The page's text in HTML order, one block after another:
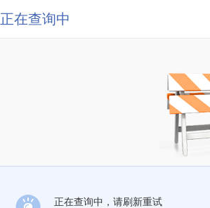
正在查询中
正在查询中，请刷新重试